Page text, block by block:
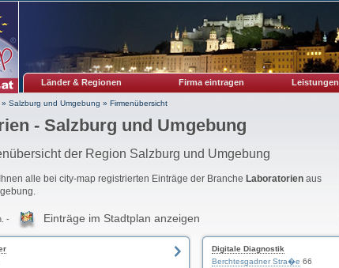
Länder & Regionen Firma eintragen Leistungen
» Salzburg und Umgebung » Firmenübersicht
- Salzburg und Umgebung
der Region Salzburg und Umgebung
alle bei city-map registrierten Einträge der Branche Laboratorienaus
- Einträge im Stadtplan anzeigen
Digitale Diagnostik
Berchtesgadner Stra�e 66